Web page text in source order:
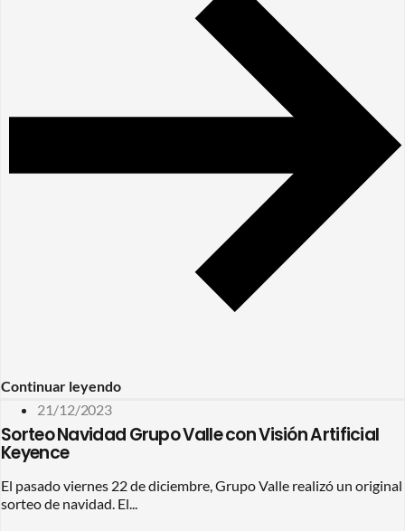
Continuar leyendo
21/12/2023
Sorteo Navidad Grupo Valle con Visión Artificial
Keyence
El pasado viernes 22 de diciembre, Grupo Valle realizó un original
sorteo de navidad. El...